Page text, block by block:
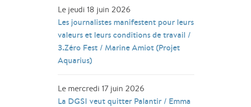
Le jeudi 18 juin 2026
Les journalistes manifestent pour leurs
valeurs et leurs conditions de travail /
3.Zéro Fest / Marine Amiot (Projet
Aquarius)
Le mercredi 17 juin 2026
La DGSI veut quitter Palantir / Emma